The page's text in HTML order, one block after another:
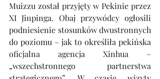
Muizzu został przyjęty w Pekinie przez
XI Jinpinga. Obaj przywódcy ogłosili
podniesienie stosunków dwustronnych
do poziomu – jak to określiła pekińska
oficjalna agencja Xinhua –
„wszechstronnego partnerstwa